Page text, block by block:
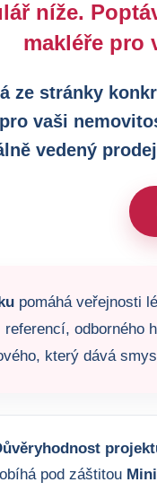
níže.
makléře pro
ze stránky
vaši
vedený
pomáhá veřejnosti
odborného
který dává
pod záštitou